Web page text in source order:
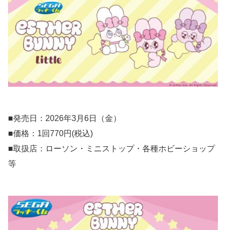
■発売日：2026年3月6日（金）
■価格：1回770円(税込)
■取扱店：ローソン・ミニストップ・各種ホビーショップ
等